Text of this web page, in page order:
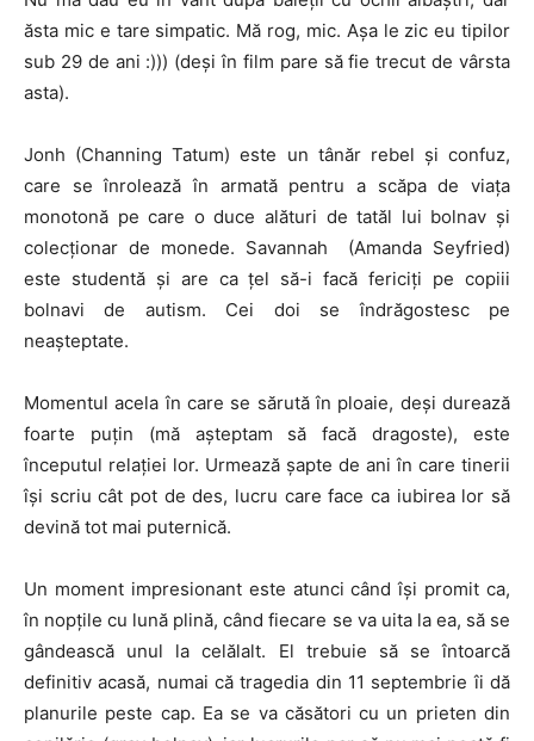
ăsta mic e tare simpatic. Mă rog, mic. Aşa le zic eu tipilor
sub 29 de ani :))) (deşi în film pare să fie trecut de vârsta
asta).
Jonh (Channing Tatum) este un tânăr rebel şi confuz,
care se înrolează în armată pentru a scăpa de viaţa
monotonă pe care o duce alături de tatăl lui bolnav şi
colecţionar de monede. Savannah (Amanda Seyfried)
este studentă şi are ca ţel să-i facă fericiţi pe copiii
bolnavi de autism. Cei doi se îndrăgostesc pe
neaşteptate.
Momentul acela în care se sărută în ploaie, deşi durează
foarte puţin (mă aşteptam să facă dragoste), este
începutul relaţiei lor. Urmează şapte de ani în care tinerii
îşi scriu cât pot de des, lucru care face ca iubirea lor să
devină tot mai puternică.
Un moment impresionant este atunci când îşi promit ca,
în nopţile cu lună plină, când fiecare se va uita la ea, să se
gândească unul la celălalt. El trebuie să se întoarcă
definitiv acasă, numai că tragedia din 11 septembrie îi dă
planurile peste cap. Ea se va căsători cu un prieten din